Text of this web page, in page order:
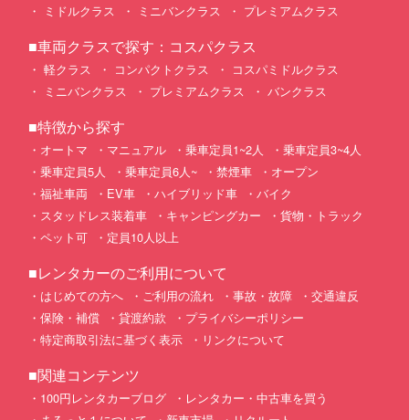
ミドルクラス
ミニバンクラス プレミアムクラス
■車両クラスで探す：コスパクラス
軽クラス コンパクトクラス
コスパミドルクラス
ミニバンクラス
プレミアムクラス バンクラス
■特徴から探す
オートマ マニュアル 乗車定員1~2人
乗車定員3~4人
乗車定員5人
乗車定員6人~ 禁煙車
オープン
福祉車両
EV車 ハイブリッド車
バイク
スタッドレス装着車
キャンピングカー
貨物・トラック
ペット可
定員10人以上
■レンタカーのご利用について
はじめての方へ ご利用の流れ 事故・故障
交通違反
保険・補償
貸渡約款
プライバシーポリシー
特定商取引法に基づく表示
リンクについて
■関連コンテンツ
100円レンタカーブログ
レンタカー・中古車を買う